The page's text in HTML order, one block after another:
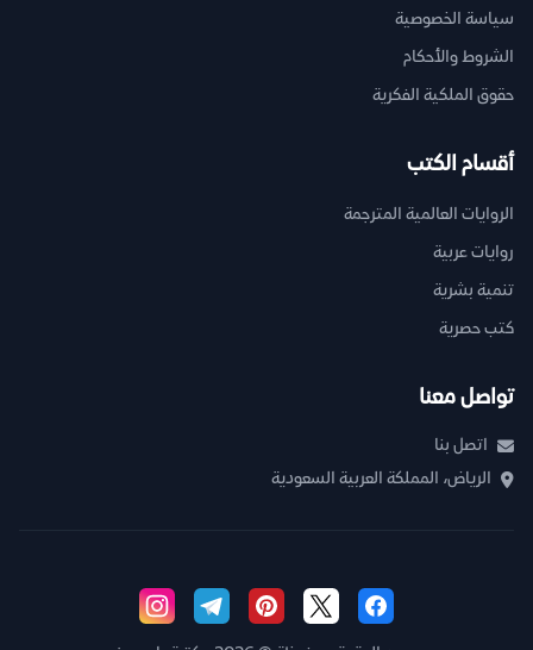
سياسة الخصوصية
الشروط والأحكام
حقوق الملكية الفكرية
أقسام الكتب
الروايات العالمية المترجمة
روايات عربية
تنمية بشرية
كتب حصرية
تواصل معنا
اتصل بنا
الرياض، المملكة العربية السعودية